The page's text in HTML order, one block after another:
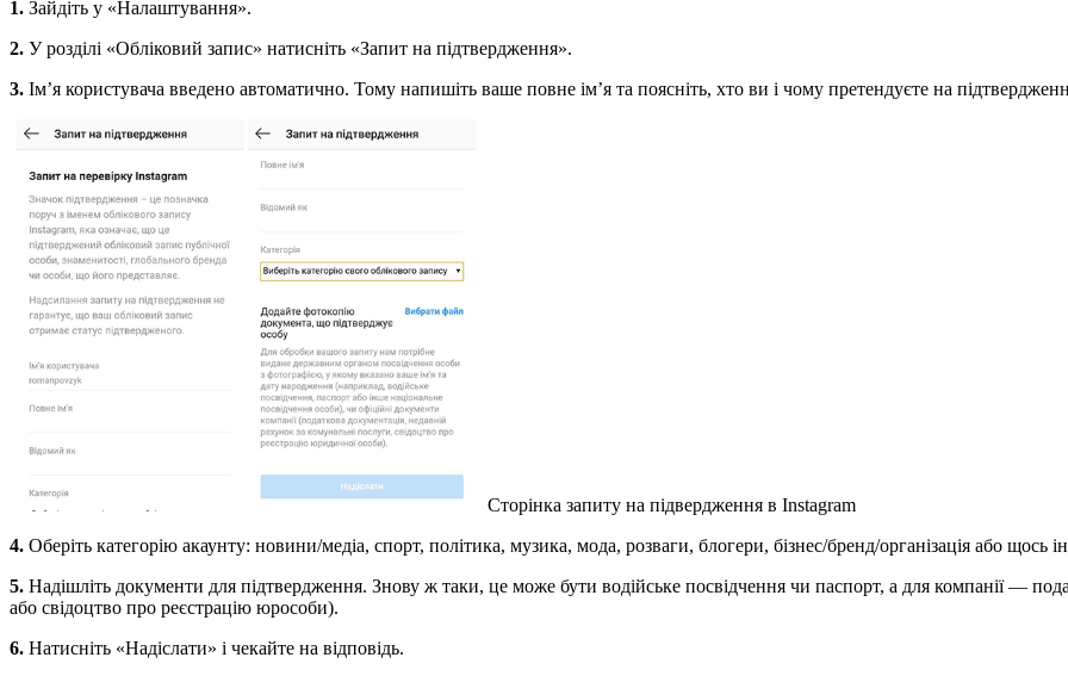
1. Зайдіть у «Налаштування».
2. У розділі «Обліковий запис» натисніть «Запит на підтвердження».
3. Ім’я користувача введено автоматично. Тому напишіть ваше повне ім’я та поясніть, хто ви і чому претендуєте на
Сторінка запиту на підвердження в Instagram
4. Оберіть категорію акаунту: новини/медіа, спорт, політика, музика, мода, розваги, блогери, бізнес/бренд/організація або щось
5. Надішліть документи для підтвердження. Знову ж таки, це може бути водійське посвідчення чи паспорт, а для компанії —
або свідоцтво про реєстрацію юрособи).
6. Натисніть «Надіслати» і чекайте на відповідь.